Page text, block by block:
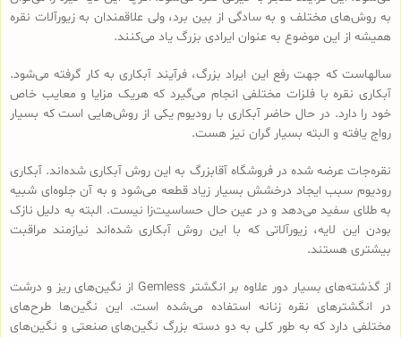
به روش‌های مختلف و به سادگی از بین برد، ولی علاقمندان به زیورآلات نقره
همیشه از این موضوع به عنوان ایرادی بزرگ یاد می‌کنند.
سالهاست که جهت رفع این ایراد بزرگ، فرآیند آبکاری به کار گرفته می‌شود.
آبکاری نقره با فلزات مختلفی انجام می‌گیرد که هریک مزایا و معایب خاص
خود را دارد. در حال حاضر آبکاری با رودیوم یکی از روش‌هایی است که بسیار
رواج یافته و البته بسیار گران نیز هست.
نقره‌جات عرضه شده در فروشگاه آقابزرگ به این روش آبکاری شده‌اند. آبکاری
رودیوم سبب ایجاد درخشش بسیار زیاد قطعه می‌شود و به آن جلوه‌ای شبیه
به طلای سفید می‌دهد و در عین حال حساسیت‌زا نیست. البته به دلیل نازک
بودن این لایه، زیورآلاتی که با این روش آبکاری شده‌اند نیازمند مراقبت
بیشتری هستند.
از گذشته‌های بسیار دور علاوه بر انگشتر Gemless از نگین‌های ریز و درشت
در انگشترهای نقره زنانه استفاده می‌شده است. این نگین‌ها طرح‌های
مختلفی دارد که به طور کلی به دو دسته بزرگ نگین‌های صنعتی و نگین‌های